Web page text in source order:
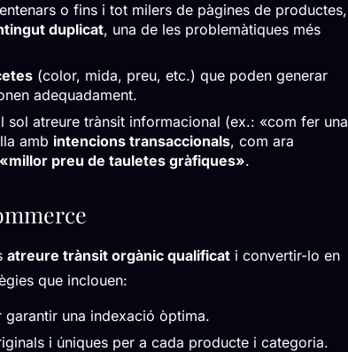
o fins i tot milers de pàgines de productes,
duplicat, una de les problemàtiques més
(color, mida, preu, etc.) que poden generar
adequadament.
sol atreure trànsit informacional (ex.: «com fer una
amb intencions transaccionals, com ara
«millor preu de tauletes gràfiques».
atreure trànsit orgànic qualificat i convertir-lo en
que inclouen:
garantir una indexació òptima.
i úniques per a cada producte i categoria.